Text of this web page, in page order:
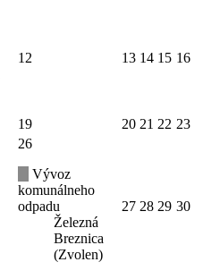
12 13 14 15 16
19 20 21 22 23
26
Vývoz
komunálneho
odpadu
Železná
Breznica
(Zvolen)
27 28 29 30